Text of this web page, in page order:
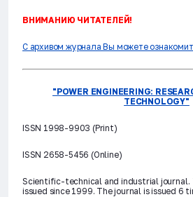
ВНИМАНИЮ ЧИТАТЕЛЕЙ!
С архивом журнала Вы можете
"POWER ENGINEERING:
TECHNOLOGY"
ISSN 1998-9903 (Print)
ISSN 2658-5456 (Online)
Scientific-technical and industrial journal.
issued since 1999. The journal is issued 6